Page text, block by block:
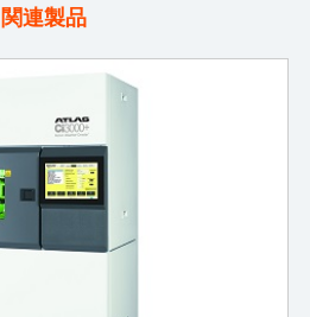
関連製品